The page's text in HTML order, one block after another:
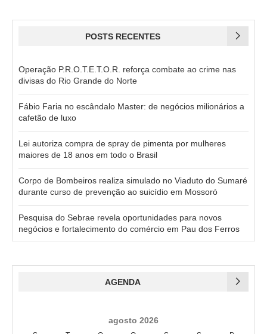
POSTS RECENTES
Operação P.R.O.T.E.T.O.R. reforça combate ao crime nas
divisas do Rio Grande do Norte
Fábio Faria no escândalo Master: de negócios milionários a
cafetão de luxo
Lei autoriza compra de spray de pimenta por mulheres
maiores de 18 anos em todo o Brasil
Corpo de Bombeiros realiza simulado no Viaduto do Sumaré
durante curso de prevenção ao suicídio em Mossoró
Pesquisa do Sebrae revela oportunidades para novos
negócios e fortalecimento do comércio em Pau dos Ferros
AGENDA
agosto 2026